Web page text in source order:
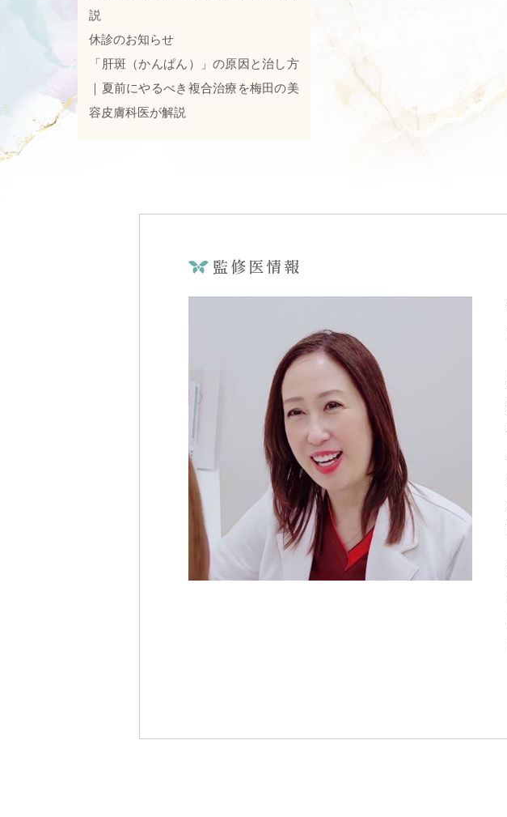
説
休診のお知らせ
「肝斑（かんぱん）」の原因と治し方
｜夏前にやるべき複合治療を梅田の美
容皮膚科医が解説
監修医情報